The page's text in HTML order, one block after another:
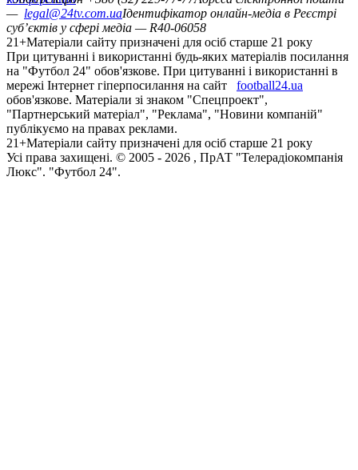
— legal@24tv.com.uaІдентифікатор онлайн-медіа в Реєстрі
суб’єктів у сфері медіа — R40-06058
21+Матеріали сайту призначені для осіб старше 21 року
При цитуванні і використанні будь-яких матеріалів посилання
на "Футбол 24" обов'язкове. При цитуванні і використанні в
мережі Інтернет гіперпосилання на сайт
football24.ua
обов'язкове. Матеріали зі знаком "Спецпроект",
"Партнерський матеріал", "Реклама", "Новини компаній"
публікуємо на правах реклами.
21+Матеріали сайту призначені для осіб старше 21 року
Усi права захищенi. © 2005 - 2026 , ПрАТ "Телерадіокомпанія
Люкс". "Футбол 24".